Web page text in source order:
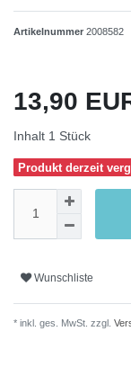
Artikelnummer 2008582
13,90
Inhalt 1 Stück
Produkt derzeit
Wunschliste
* inkl. ges. MwSt. zzgl.